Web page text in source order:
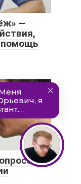
—
помощь